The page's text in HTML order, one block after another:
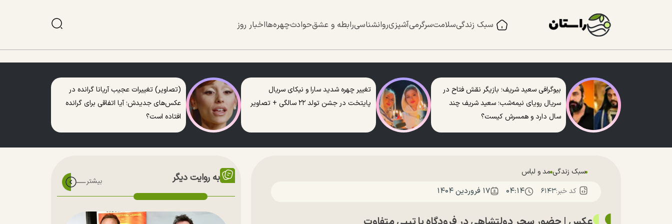
سبک زندگیسلامتسرگرمیآشپزیروانشناسیرابطه و عشقحوادثچهره‌هااخبار روز
بیوگرافی سعید شریف؛ بازیگر نقش فتاح در
سریال رویای نیمه‌شب؛ سعید شریف چند
سال دارد و همسرش کیست؟
تغییر چهره شدید سارا و نیکای سریال
پایتخت در جشن تولد ۲۲ سالگی + تصاویر
(تصاویر) تغییرات عجیب آریانا گرانده در
عکس‌های جدیدش؛ آیا اتفاقی برای گرانده
افتاده است؟
سبک زندگی مد و لباس
کد خبر:۶۱۴۳ ۰۴:۱۴ ۱۷ فروردين ۱۴۰۴
به روایت دیگر